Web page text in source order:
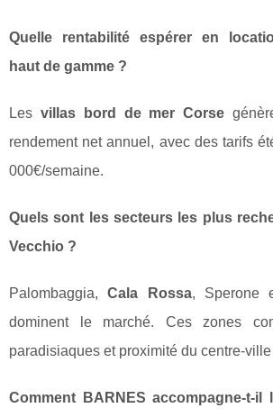
Quelle rentabilité espérer en
haut de gamme ?
Les villas bord de mer Corse
rendement net annuel, avec des tarifs
000€/semaine.
Quels sont les secteurs les plus
Vecchio ?
Palombaggia,Cala Rossa, Sperone
dominent le marché. Ces zones
paradisiaques et proximité du centre-
Comment BARNES accompagne-t-il